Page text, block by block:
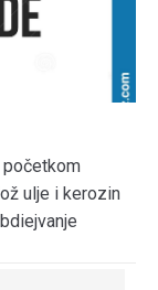
početkom
ulje i kerozin